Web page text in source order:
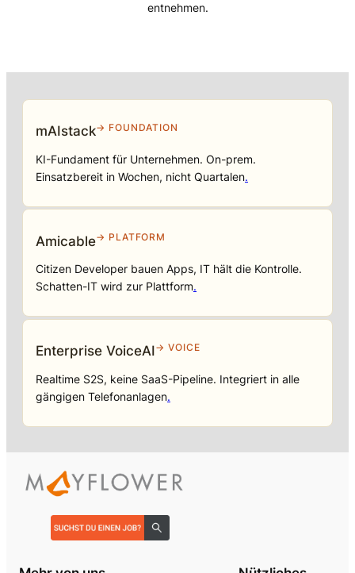
entnehmen.
mAIstack→ FOUNDATION
KI-Fundament für Unternehmen. On-prem.
Einsatzbereit in Wochen, nicht Quartalen.
Amicable→ PLATFORM
Citizen Developer bauen Apps, IT hält die Kontrolle.
Schatten-IT wird zur Plattform.
Enterprise VoiceAI→ VOICE
Realtime S2S, keine SaaS-Pipeline. Integriert in alle
gängigen Telefonanlagen.